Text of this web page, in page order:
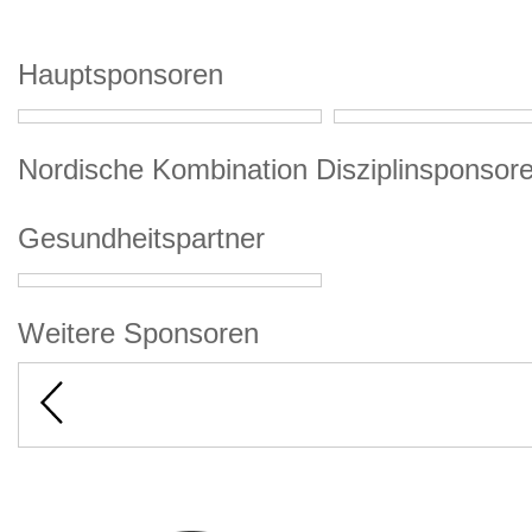
Hauptsponsoren
Nordische Kombination
Gesundheitspartner
Weitere Sponsoren